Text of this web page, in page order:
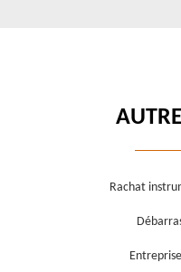
Rachat